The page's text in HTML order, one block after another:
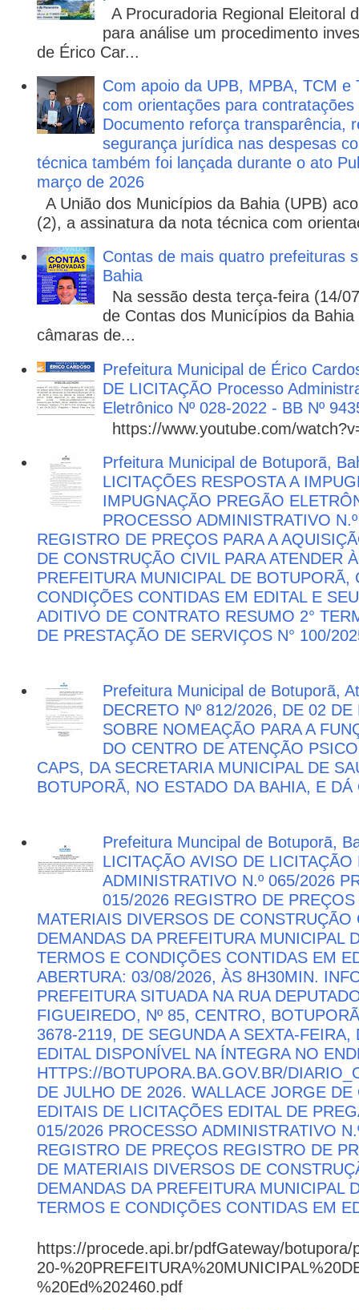
A Procuradoria Regional Eleitoral
para análise um procedimento
de Érico Car...
Com apoio da UPB, MPBA, TCM
com orientações para
Documento reforça transparência,
segurança jurídica nas despesas
técnica também foi lançada durante o ato
março de 2026
A União dos Municípios da Bahia (UPB)
(2), a assinatura da nota técnica com
Contas de mais quatro prefeituras
Bahia
Na sessão desta terça-feira (14/
de Contas dos Municípios da
câmaras de...
Prefeitura Municipal de Érico
DE LICITAÇÃO Processo
Eletrônico Nº 028-2022 - BB Nº
https://www.youtube.com/
Prfeitura Municipal de Botuporã,
LICITAÇÕES RESPOSTA A
IMPUGNAÇÃO PREGÃO
PROCESSO ADMINISTRATIVO
REGISTRO DE PREÇOS PARA A
DE CONSTRUÇÃO CIVIL PARA ATENDER
PREFEITURA MUNICIPAL DE
CONDIÇÕES CONTIDAS EM EDITAL E
ADITIVO DE CONTRATO RESUMO 2°
DE PRESTAÇÃO DE SERVIÇOS N° 100/
Prefeitura Municipal de Botuporã,
DECRETO Nº 812/2026, DE 02
SOBRE NOMEAÇÃO PARA A
DO CENTRO DE ATENÇÃO
CAPS, DA SECRETARIA MUNICIPAL DE
BOTUPORÃ, NO ESTADO DA BAHIA, E
Prefeitura Muncipal de Botuporã,
LICITAÇÃO AVISO DE LICITAÇÃO
ADMINISTRATIVO N.º 065/2026
015/2026 REGISTRO DE
MATERIAIS DIVERSOS DE CONSTRUÇÃO
DEMANDAS DA PREFEITURA MUNICIPAL
TERMOS E CONDIÇÕES CONTIDAS EM
ABERTURA: 03/08/2026, ÀS 8H30MIN.
PREFEITURA SITUADA NA RUA
FIGUEIREDO, Nº 85, CENTRO,
3678-2119, DE SEGUNDA A SEXTA-
EDITAL DISPONÍVEL NA ÍNTEGRA NO
HTTPS://BOTUPORA.BA.GOV.BR/
DE JULHO DE 2026. WALLACE JORGE
EDITAIS DE LICITAÇÕES EDITAL DE
015/2026 PROCESSO ADMINISTRATIVO
REGISTRO DE PREÇOS REGISTRO DE
DE MATERIAIS DIVERSOS DE
DEMANDAS DA PREFEITURA MUNICIPAL
TERMOS E CONDIÇÕES CONTIDAS EM
https://procede.api.br/pdfGateway/botupora/
20-
%20Ed%202460.pdf